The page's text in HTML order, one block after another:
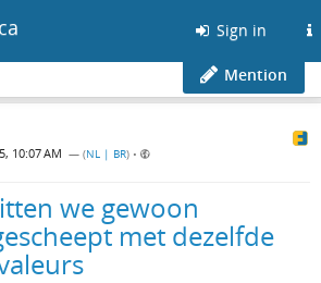
Sign in
Mention
10:07 AM — (NL | BR) •
we gewoon
met dezelfde